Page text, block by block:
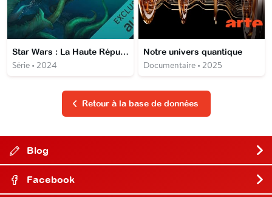
Star Wars : La Haute République : Le Sombre Flambeau
Série • 2024
Notre univers quantique
Documentaire • 2025
Retour à la base de données
Blog
Facebook